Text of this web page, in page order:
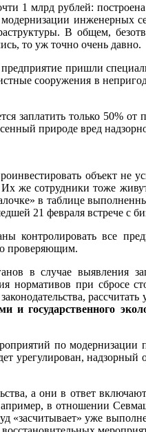
1 млрд рублей:
инженерных
В общем,
то уж точно очень давно.
пришли
сооружения в
заплатить только 50%
природе вред
объект не
же сотрудники тоже
в таблице
21 февраля встрече с
контролировать все
проверяющим.
в случае выявления
нормативов при
и государственного
по модернизации
урегулирован,
а они в ответ
в отношении
«засчитывает» уже